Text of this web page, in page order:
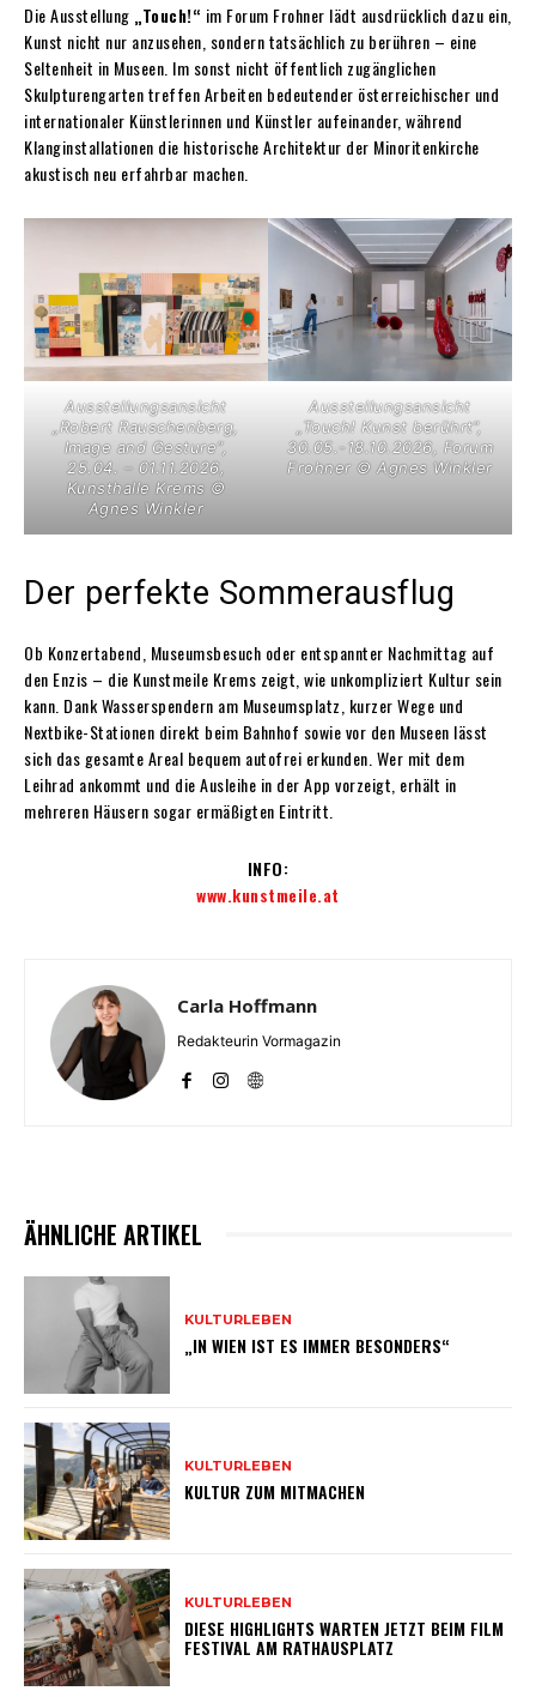
Die Ausstellung „Touch!“ im Forum Frohner lädt ausdrücklich dazu ein,
Kunst nicht nur anzusehen, sondern tatsächlich zu berühren – eine
Seltenheit in Museen. Im sonst nicht öffentlich zugänglichen
Skulpturengarten treffen Arbeiten bedeutender österreichischer und
internationaler Künstlerinnen und Künstler aufeinander, während
Klanginstallationen die historische Architektur der Minoritenkirche
akustisch neu erfahrbar machen.
Ausstellungsansicht
„Robert Rauschenberg,
Image and Gesture“,
25.04. – 01.11.2026,
Kunsthalle Krems ©
Agnes Winkler
Ausstellungsansicht
„Touch! Kunst berührt“,
30.05.-18.10.2026, Forum
Frohner © Agnes Winkler
Der perfekte Sommerausflug
Ob Konzertabend, Museumsbesuch oder entspannter Nachmittag auf
den Enzis – die Kunstmeile Krems zeigt, wie unkompliziert Kultur sein
kann. Dank Wasserspendern am Museumsplatz, kurzer Wege und
Nextbike-Stationen direkt beim Bahnhof sowie vor den Museen lässt
sich das gesamte Areal bequem autofrei erkunden. Wer mit dem
Leihrad ankommt und die Ausleihe in der App vorzeigt, erhält in
mehreren Häusern sogar ermäßigten Eintritt.
INFO:
www.kunstmeile.at
Carla Hoffmann
Redakteurin Vormagazin
ÄHNLICHE ARTIKEL
KULTURLEBEN
„IN WIEN IST ES IMMER BESONDERS“
KULTURLEBEN
KULTUR ZUM MITMACHEN
KULTURLEBEN
DIESE HIGHLIGHTS WARTEN JETZT BEIM FILM
FESTIVAL AM RATHAUSPLATZ